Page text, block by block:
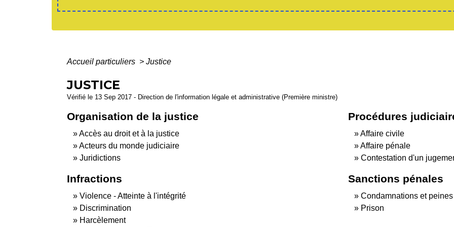
Accueil particuliers > Justice
JUSTICE
Vérifié le 13 Sep 2017 - Direction de l'information légale et administrative (Première ministre)
Organisation de la justice
Accès au droit et à la justice
Acteurs du monde judiciaire
Juridictions
Procédures
Affaire civile
Affaire pénale
Contestation d'un
Infractions
Violence - Atteinte à l'intégrité
Discrimination
Harcèlement
Sanctions pénales
Condamnations et peines
Prison